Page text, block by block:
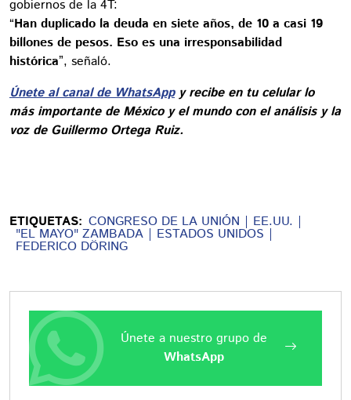
gobiernos de la 4T:
“Han duplicado la deuda en siete años, de 10 a casi 19
billones de pesos. Eso es una irresponsabilidad
histórica”, señaló.
Únete al canal de WhatsAppy recibe en tu celular lo
más importante de México y el mundo con el análisis y la
voz de Guillermo Ortega Ruiz.
ETIQUETAS: CONGRESO DE LA UNIÓN EE.UU.
"EL MAYO" ZAMBADA ESTADOS UNIDOS
FEDERICO DÖRING
Únete a nuestro grupo de
WhatsApp